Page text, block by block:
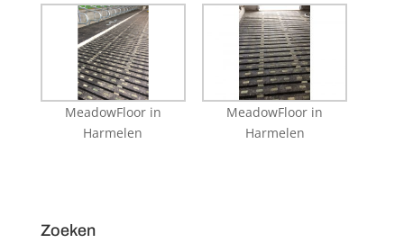
MeadowFloor in
Harmelen
MeadowFloor in
Harmelen
Zoeken